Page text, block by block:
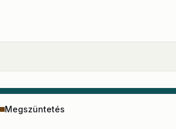
Megszüntetés